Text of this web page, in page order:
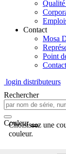
Contact
Mosa
Point
Contact
login distributeurs
Rechercher
Couleur
Choisissez une
couleur.